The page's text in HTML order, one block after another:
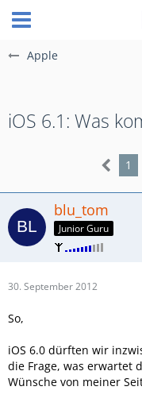
Apple
iOS 6.1: Was
1
blu_tom
Junior Guru
30. September 2012
So,
iOS 6.0 dürften wir
die Frage, was erwartet
Wünsche von meiner